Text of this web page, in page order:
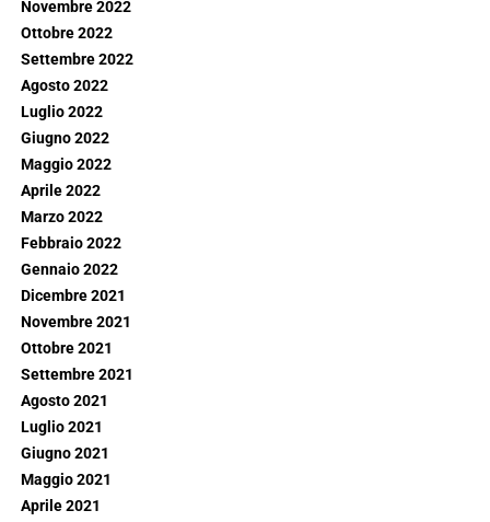
Novembre 2022
Ottobre 2022
Settembre 2022
Agosto 2022
Luglio 2022
Giugno 2022
Maggio 2022
Aprile 2022
Marzo 2022
Febbraio 2022
Gennaio 2022
Dicembre 2021
Novembre 2021
Ottobre 2021
Settembre 2021
Agosto 2021
Luglio 2021
Giugno 2021
Maggio 2021
Aprile 2021